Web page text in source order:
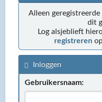
Alleen
dit
Log alsjeblieft
registreren
Inloggen
Gebruikersnaam: